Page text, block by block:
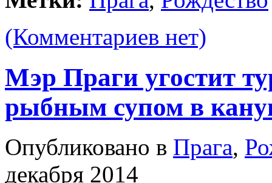
(Комментариев нет)
Мэр Праги угостит
рыбным супом в
Опубликовано в Прага,
декабря 2014